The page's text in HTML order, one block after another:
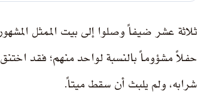
ثلاثة عشر ضيفاً وصلوا إلى بيت الممثل
حفلاً مشؤوماً بالنسبة لواحد منهم؛ فقد
شرابه، ولم يلبث أن سقط ميتاً.